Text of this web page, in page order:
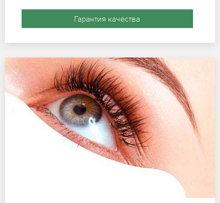
Гарантия качества